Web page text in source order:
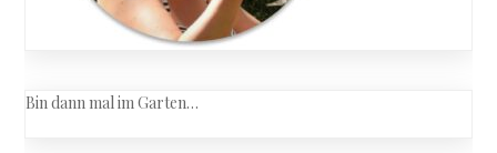
Bin dann mal im Garten…